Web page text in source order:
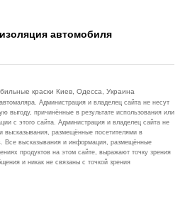
автомобиля
краски Киев, Одесса, Украина
Администрация и владелец сайта не несут
выгоду, причинённые в результате использования или
с этого сайта. Администрация и владелец сайта не
высказывания, размещённые посетителями в
Все высказывания и информация, размещённые
продуктов на этом сайте, выражают точку зрения
и никак не связаны с точкой зрения